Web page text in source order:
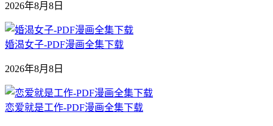
2026年8月8日
婚渴女子-PDF漫画全集下载
2026年8月8日
恋爱就是工作-PDF漫画全集下载